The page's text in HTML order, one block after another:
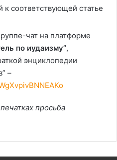
к соответствующей статье
чат на платформе
по иудаизму”,
энциклопедии
–
просьба